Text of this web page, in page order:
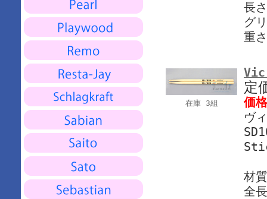
長
グ
重
在庫 3組
価
ヴ
材
全